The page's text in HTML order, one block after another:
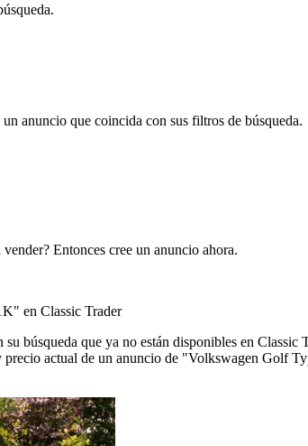
anuncio que coincida con sus filtros de búsqueda.
Entonces cree un anuncio ahora.
en Classic Trader
búsqueda que ya no están disponibles en
actual de un anuncio de "Volkswagen Golf